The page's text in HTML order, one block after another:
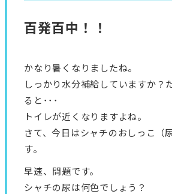
百発百中！！
かなり暑くなりましたね。
しっかり水分補給していますか？
ると･･･
トイレが近くなりますよね。
さて、今日はシャチのおしっこ（
す。
早速、問題です。
シャチの尿は何色でしょう？